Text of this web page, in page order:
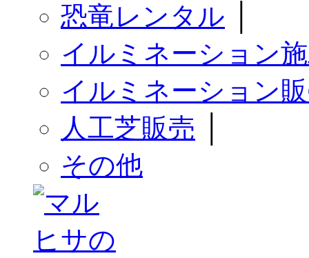
恐竜レンタル
イルミネーション
イルミネーション
人工芝販売
その他